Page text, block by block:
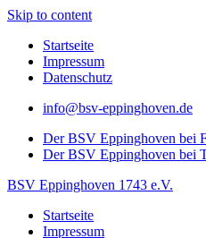
Skip to content
Startseite
Impressum
Datenschutz
info@bsv-eppinghoven.de
Der BSV Eppinghoven bei
Der BSV Eppinghoven bei
BSV Eppinghoven 1743 e.V.
Startseite
Impressum